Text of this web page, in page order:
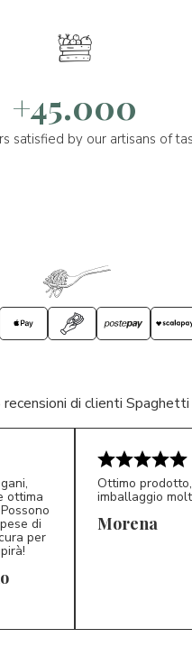
+45.000
satisfied by our artisans of
di clienti
5
ottima
di
per
Ottimo prodotto,
imballaggio
Morena